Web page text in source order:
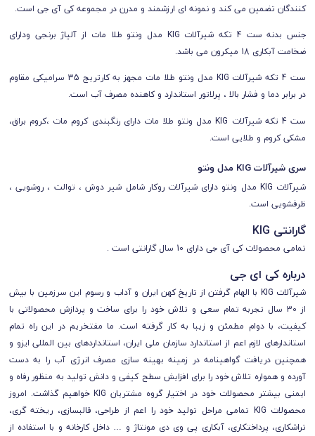
کنندگان تضمین می کند و نمونه ای ارزشمند و مدرن در مجموعه کی آی جی است.
جنس بدنه ست 4 تکه شیرآلات KIG مدل ونتو طلا مات از آلیاژ برنجی ودارای
ضخامتآبکاری 18 میکرون می باشد.
ست 4 تکه شیرآلات KIG مدل ونتو طلا مات مجهز به کارتریج 35 سرامیکی مقاوم
در برابر دما و فشار بالا ، پرلاتور استاندارد و کاهنده مصرف آب است.
ست 4 تکه شیرآلات KIG مدل ونتو طلا مات دارای رنگبندی کروم مات ،کروم براق،
مشکی کروم و طلایی است.
سری شیرآلات KIG مدل ونتو
شیرآلات KIG مدل ونتو دارای شیرآلات روکار شامل شیر دوش ، توالت ، روشویی ،
ظرفشویی است.
گارانتی KIG
تمامی محصولات کی آی جیدارای .
درباره کی ای جی
شیرآلات KIG با الهام گرفتن از تاریخ کهن ایران و آداب و رسوم این سرزمین با بیش
از 30 سال تجربه تمام سعی و تلاش خود را برای ساخت و پردازش محصولاتی با
کیفیت، با دوام مطمئن و زیبا به کار گرفته است. ما مفتخریم در این راه تمام
استاندارهای لازم اعم از استاندارد سازمان ملی ایران، استانداردهای بین المللی ایزو و
همچنین دریافت گواهینامه در زمینه بهینه سازی مصرف انرژی آب را به دست
آورده و همواره تلاش خود را برای افزایش سطح کیفی و دانش تولید به منظور رفاه و
ایمنی بیشتر محصولات خود در اختیار گروه مشتریان KIG خواهیم گذاشت. امروز
محصولات KIG تمامی مراحل تولید خود را اعم از طراحی، قالبسازی، ریخته گری،
تراشکاری، پرداختکاری، آبکاری پی وی دی مونتاژ و … داخل کارخانه و با استفاده از